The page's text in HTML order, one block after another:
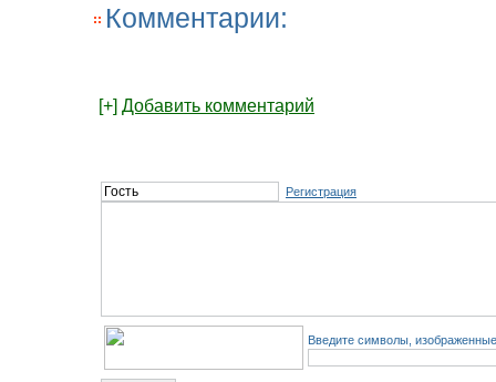
Комментарии:
[+] Добавить комментарий
Регистрация
Введите символы,